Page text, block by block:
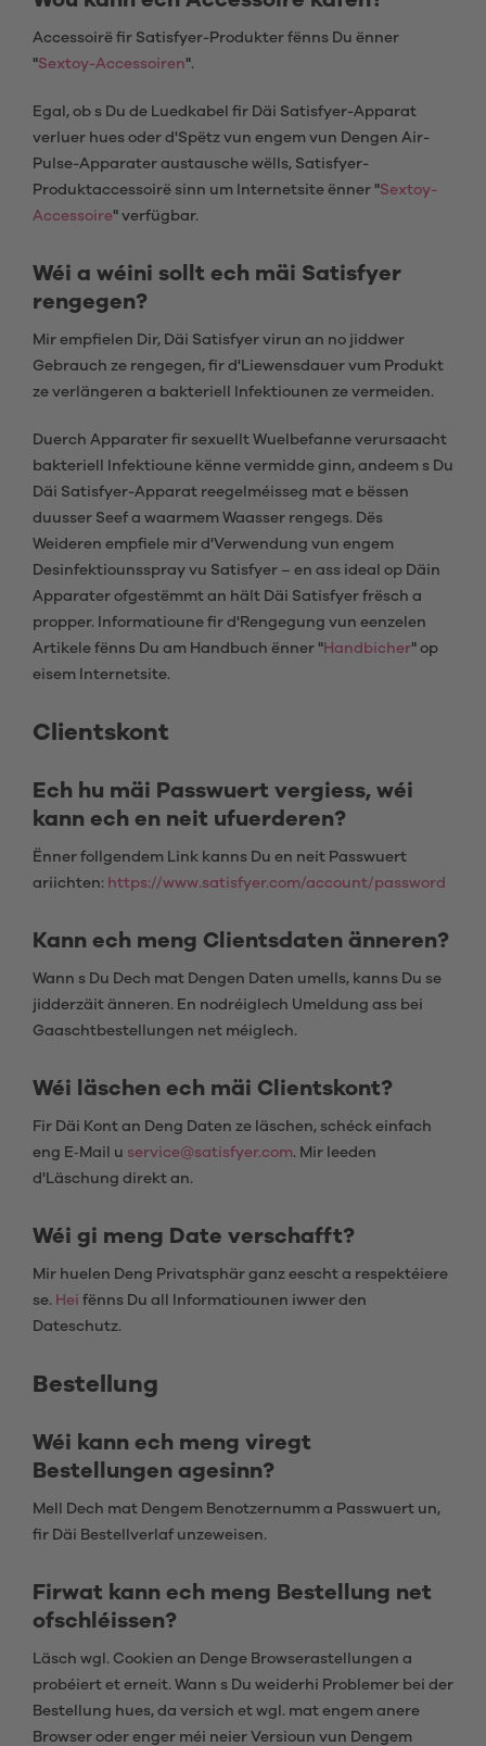
Accessoirë fir Satisfyer-Produkter fënns Du ënner
"Sextoy-Accessoiren".
Egal, ob s Du de Luedkabel fir Däi Satisfyer-Apparat
verluer hues oder d'Spëtz vun engem vun Dengen Air-
Pulse-Apparater austausche wëlls, Satisfyer-
Produktaccessoirë sinn um Internetsite ënner "Sextoy-
Accessoire" verfügbar.
Wéi a wéini sollt ech mäi Satisfyer
rengegen?
Mir empfielen Dir, Däi Satisfyer virun an no jiddwer
Gebrauch ze rengegen, fir d'Liewensdauer vum Produkt
ze verlängeren a bakteriell Infektiounen ze vermeiden.
Duerch Apparater fir sexuellt Wuelbefanne verursaacht
bakteriell Infektioune kënne vermidde ginn, andeem s Du
Däi Satisfyer-Apparat reegelméisseg mat e bëssen
duusser Seef a waarmem Waasser rengegs. Dës
Weideren empfiele mir d'Verwendung vun engem
Desinfektiounsspray vu Satisfyer – en ass ideal op Däin
Apparater ofgestëmmt an hält Däi Satisfyer frësch a
propper. Informatioune fir d'Rengegung vun eenzelen
Artikele fënns Du am Handbuch ënner "Handbicher" op
eisem Internetsite.
Clientskont
Ech hu mäi Passwuert vergiess, wéi
kann ech en neit ufuerderen?
Ënner follgendem Link kanns Du en neit Passwuert
ariichten: https://www.satisfyer.com/account/password
Kann ech meng Clientsdaten änneren?
Wann s Du Dech mat Dengen Daten umells, kanns Du se
jidderzäit änneren. En nodréiglech Umeldung ass bei
Gaaschtbestellungen net méiglech.
Wéi läschen ech mäi Clientskont?
Fir Däi Kont an Deng Daten ze läschen, schéck einfach
eng E‑Mail u service@satisfyer.com. Mir leeden
d'Läschung direkt an.
Wéi gi meng Date verschafft?
Mir huelen Deng Privatsphär ganz eescht a respektéiere
se. Hei fënns Du all Informatiounen iwwer den
Dateschutz.
Bestellung
Wéi kann ech meng viregt
Bestellungen agesinn?
Mell Dech mat Dengem Benotzernumm a Passwuert un,
fir Däi Bestellverlaf unzeweisen.
Firwat kann ech meng Bestellung net
ofschléissen?
Läsch wgl. Cookien an Denge Browserastellungen a
probéiert et erneit. Wann s Du weiderhi Problemer bei der
Bestellung hues, da versich et wgl. mat engem anere
Browser oder enger méi neier Versioun vun Dengem